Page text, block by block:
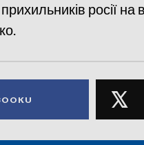
росії на